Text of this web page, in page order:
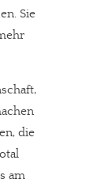
Sie
die
am